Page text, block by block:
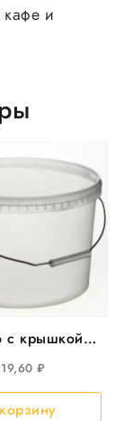
и
с крышкой
круглое
d=290,
уп
₽